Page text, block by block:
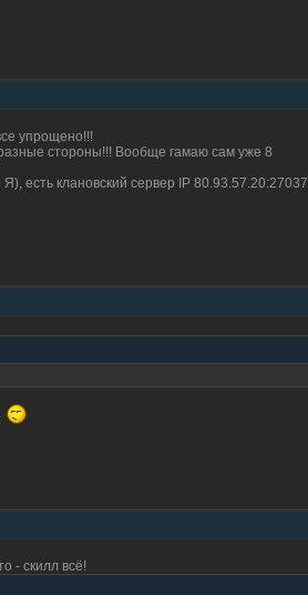
упрощено!!!
стороны!!! Вообще гамаю сам уже 8
есть клановский сервер IP 80.93.57.20:27037
- скилл всё!